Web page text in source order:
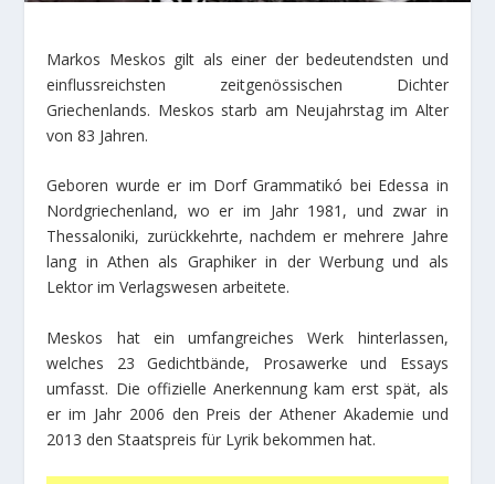
Markos Meskos gilt als einer der bedeutendsten und
einflussreichsten zeitgenössischen Dichter
Griechenlands. Meskos starb am Neujahrstag im Alter
von 83 Jahren.
Geboren wurde er im Dorf Grammatikó bei Edessa in
Nordgriechenland, wo er im Jahr 1981, und zwar in
Thessaloniki, zurückkehrte, nachdem er mehrere Jahre
lang in Athen als Graphiker in der Werbung und als
Lektor im Verlagswesen arbeitete.
Meskos hat ein umfangreiches Werk hinterlassen,
welches 23 Gedichtbände, Prosawerke und Essays
umfasst. Die offizielle Anerkennung kam erst spät, als
er im Jahr 2006 den Preis der Athener Akademie und
2013 den Staatspreis für Lyrik bekommen hat.